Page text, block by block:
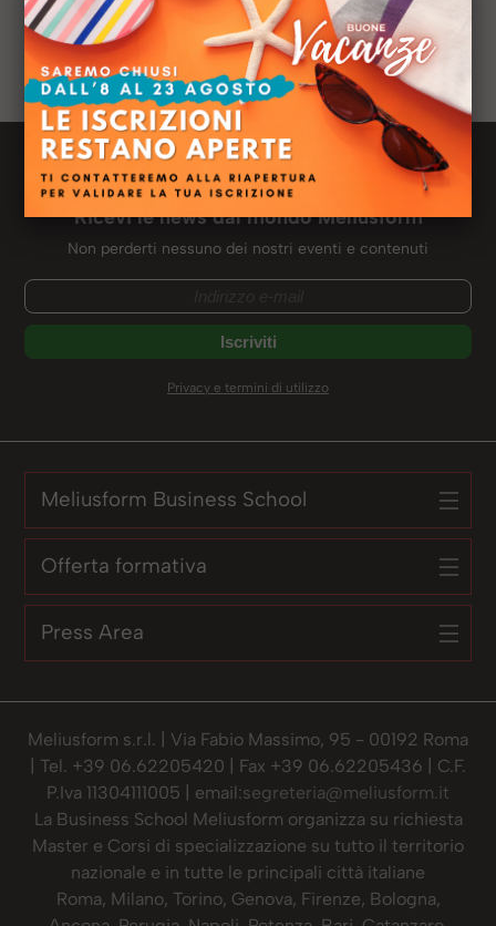
Sede:Roma
Titolo di studio:
Laurea in Economia
Ruolo:Libero Professionista
Ricevi le news dal mondo Meliusform
Non perderti nessuno dei nostri eventi e contenuti
Privacy e termini di utilizzo
Meliusform Business School
Offerta formativa
Press Area
Meliusform s.r.l. | Via Fabio Massimo, 95 - 00192 Roma
| Tel. +39 06.62205420 | Fax +39 06.62205436 | C.F.
P.Iva 11304111005 | email:segreteria@meliusform.it
La Business School Meliusform organizza su richiesta
Master e Corsi di specializzazione su tutto il territorio
nazionale e in tutte le principali città italiane
Roma, Milano, Torino, Genova, Firenze, Bologna,